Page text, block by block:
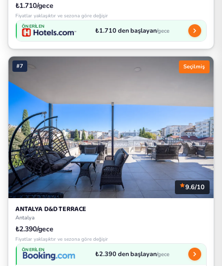
₺1.710/gece
Fiyatlar yaklaşıktır ve sezona göre değişir
ÖNERILEN ₺1.710 den başlayan/gece
#7 Seçilmiş
9.6/10
ANTALYA D&D TERRACE
Antalya
₺2.390/gece
Fiyatlar yaklaşıktır ve sezona göre değişir
ÖNERILEN ₺2.390 den başlayan/gece